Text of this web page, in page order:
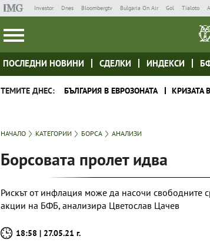
Investor Dnes Bloombergtv Bulgaria On Air Gol Tialoto
ПОСЛЕДНИ НОВИНИ СДЕЛКИ ИНДЕКСИ
ТЕМИТЕ ДНЕС: БЪЛГАРИЯ В ЕВРОЗОНАТА КРИЗАТА
НАЧАЛО КАТЕГОРИИ БОРСА АНАЛИЗИ
Борсовата пролет идва
Рискът от инфлация може да насочи свободните
акции на БФБ, анализира Цветослав Цачев
18:58 | 27.05.21 г.